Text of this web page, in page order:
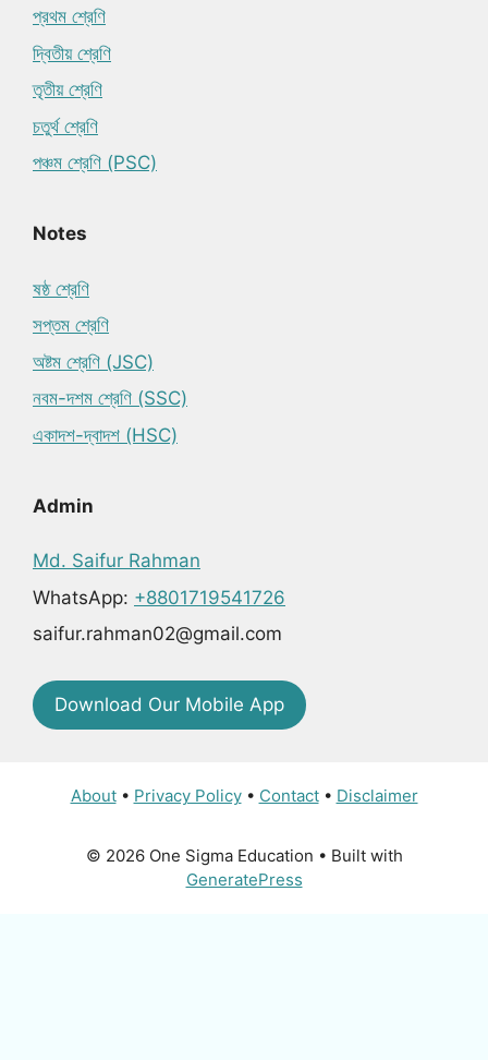
প্রথম শ্রেণি
দ্বিতীয় শ্রেণি
তৃতীয় শ্রেণি
চতুর্থ শ্রেণি
পঞ্চম শ্রেণি (PSC)
Notes
ষষ্ঠ শ্রেণি
সপ্তম শ্রেণি
অষ্টম শ্রেণি (JSC)
নবম-দশম শ্রেণি (SSC)
একাদশ-দ্বাদশ (HSC)
Admin
Md. Saifur Rahman
WhatsApp: +8801719541726
saifur.rahman02@gmail.com
Download Our Mobile App
About• Privacy Policy• Contact• Disclaimer
© 2026 One Sigma Education • Built with
GeneratePress